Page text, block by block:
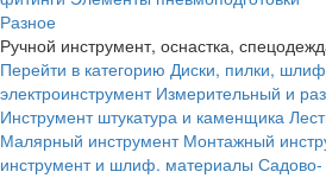
Разное
Ручной инструмент, оснастка,
Перейти в категорию Диски, пилки,
электроинструмент Измерительный и
Инструмент штукатура и каменщика
Малярный инструмент Монтажный
инструмент и шлиф. материалы Садово-